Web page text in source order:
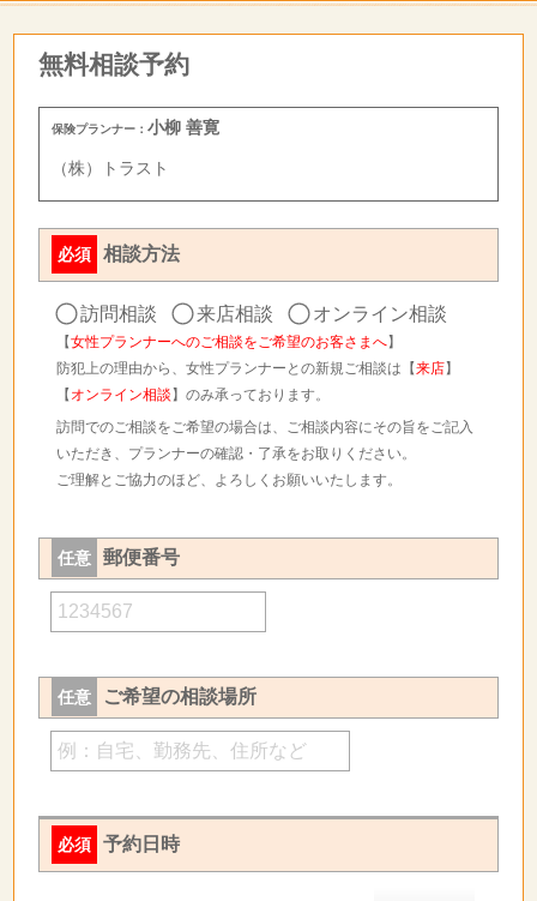
無料相談予約
保険プランナー：小柳 善寛
（株）トラスト
必須 相談方法
訪問相談 来店相談 オンライン相談
【女性プランナーへのご相談をご希望のお客さまへ】
防犯上の理由から、女性プランナーとの新規ご相談は【来店】
【 オンライン相談 】のみ承っております。
訪問でのご相談をご希望の場合は、ご相談内容にその旨をご記入
いただき、プランナーの確認・了承をお取りください。
ご理解とご協力のほど、よろしくお願いいたします。
任意 郵便番号
任意 ご希望の相談場所
必須 予約日時